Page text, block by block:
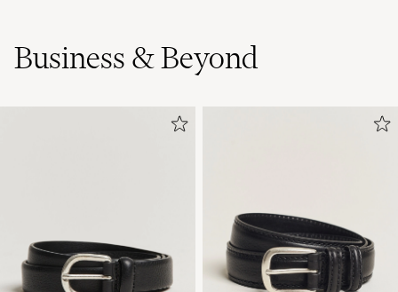
Business & Beyond